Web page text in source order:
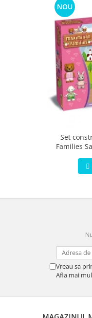
NOU
Set
Families
Vreau sa
Afla mai